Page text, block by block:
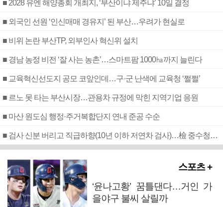
■ 2028 유엔 해양총회 개최지, ‘부산이냐 제주냐’ 10일 결정
■ 외국인 선원 ‘인신매매 경유지’ 된 부산…우려가 현실로
■ 비위 논란 부산TP, 외부인사 혁신위 설치
■ 경남 농정 비전 ‘잘 사는 농촌’…스마트팜 1000㏊까지 늘린다
■ 교육혁신선도지 공모 코앞인데…구·군 난색에 교육청 ‘쩔쩔’
■ 르노 못 타는 부산시장…관용차 규정에 막힌 지역기업 응원
■ 마산 원도심 행정·주거복합단지 연내 준공 수순
■ 검사 신분 버리고 직급하향(10년 이하 저연차 검사)…檢 중수청행 기피
스포츠 +
‘윤나고황’ 꿈틀댄다…거인 가
을야구 불씨 살릴까